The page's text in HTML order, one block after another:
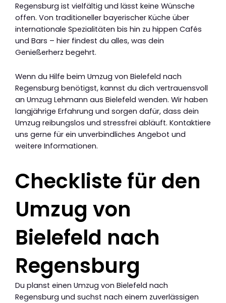
Regensburg ist vielfältig und lässt keine Wünsche
offen. Von traditioneller bayerischer Küche über
internationale Spezialitäten bis hin zu hippen Cafés
und Bars – hier findest du alles, was dein
Genießerherz begehrt.
Wenn du Hilfe beim Umzug von Bielefeld nach
Regensburg benötigst, kannst du dich vertrauensvoll
an Umzug Lehmann aus Bielefeld wenden. Wir haben
langjährige Erfahrung und sorgen dafür, dass dein
Umzug reibungslos und stressfrei abläuft. Kontaktiere
uns gerne für ein unverbindliches Angebot und
weitere Informationen.
Checkliste für den
Umzug von
Bielefeld nach
Regensburg
Du planst einen Umzug von Bielefeld nach
Regensburg und suchst nach einem zuverlässigen